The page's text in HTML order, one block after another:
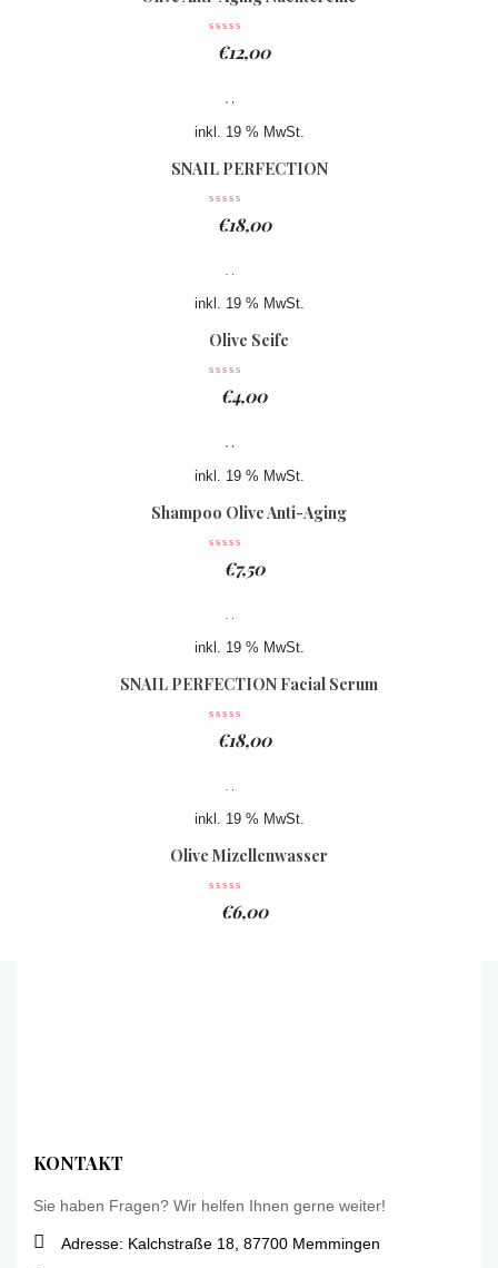
€12,00
inkl. 19 % MwSt.
SNAIL PERFECTION
€18,00
inkl. 19 % MwSt.
Olive Seife
€4,00
inkl. 19 % MwSt.
Shampoo Olive Anti-Aging
€7,50
inkl. 19 % MwSt.
SNAIL PERFECTION Facial Serum
€18,00
inkl. 19 % MwSt.
Olive Mizellenwasser
€6,00
KONTAKT
Sie haben Fragen? Wir helfen Ihnen gerne weiter!
Adresse: Kalchstraße 18, 87700 Memmingen